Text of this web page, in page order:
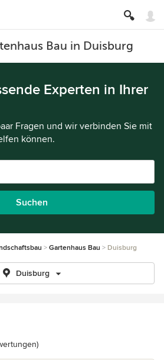
Bau in Duisburg
Experten in Ihrer
Fragen und wir verbinden Sie mit
können.
Suchen
Gartenhaus Bau Duisburg
Duisburg
5 von 5 Sternen